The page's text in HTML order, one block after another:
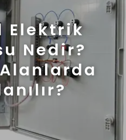
Elektrik
Nedir?